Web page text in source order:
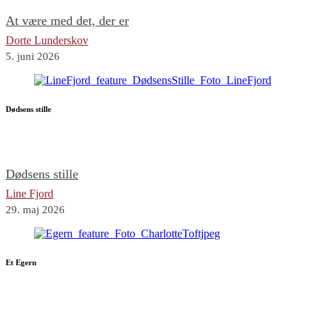
At være med det, der er
Dorte Lunderskov
5. juni 2026
Dødsens stille
Dødsens stille
Line Fjord
29. maj 2026
Et Egern